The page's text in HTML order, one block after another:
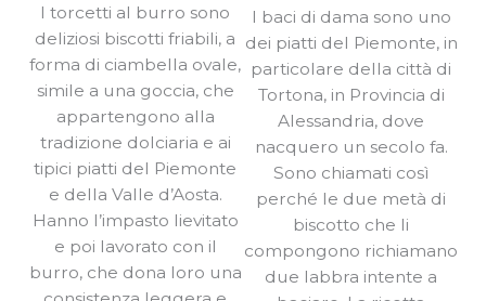
I torcetti al burro sono
deliziosi biscotti friabili, a
forma di ciambella ovale,
simile a una goccia, che
appartengono alla
tradizione dolciaria e ai
tipici piatti del Piemonte
e della Valle d’Aosta.
Hanno l’impasto lievitato
e poi lavorato con il
burro, che dona loro una
I baci di dama sono uno
dei piatti del Piemonte, in
particolare della città di
Tortona, in Provincia di
Alessandria, dove
nacquero un secolo fa.
Sono chiamati così
perché le due metà di
biscotto che li
compongono richiamano
due labbra intente a